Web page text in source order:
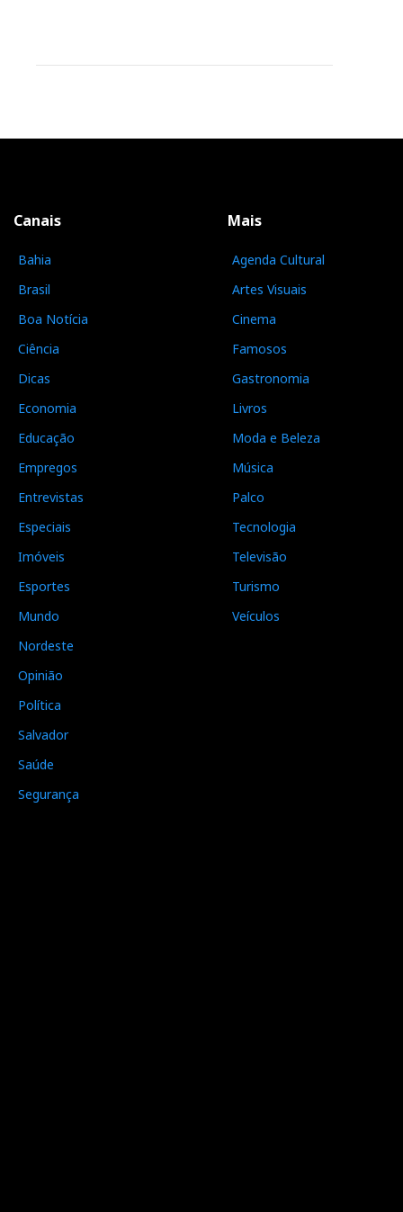
Canais
Bahia
Brasil
Boa Notícia
Ciência
Dicas
Economia
Educação
Empregos
Entrevistas
Especiais
Imóveis
Esportes
Mundo
Nordeste
Opinião
Política
Salvador
Saúde
Segurança
Mais
Agenda Cultural
Artes Visuais
Cinema
Famosos
Gastronomia
Livros
Moda e Beleza
Música
Palco
Tecnologia
Televisão
Turismo
Veículos